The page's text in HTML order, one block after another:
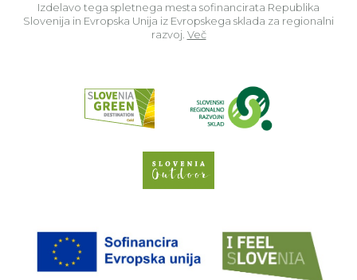
Izdelavo tega spletnega mesta sofinancirata Republika
Slovenija in Evropska Unija iz Evropskega sklada za regionalni
razvoj. Več